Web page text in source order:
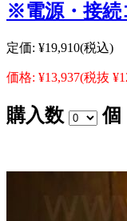
※電源・接
定価: ¥19,910(税込)
価格: ¥13,937(税抜
購入数 個